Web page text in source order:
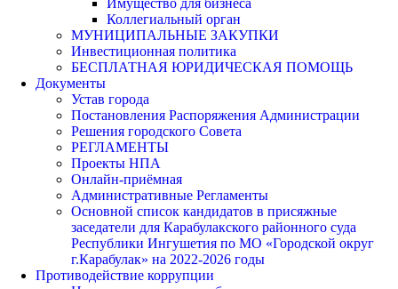
Коллегиальный орган
МУНИЦИПАЛЬНЫЕ ЗАКУПКИ
Инвестиционная политика
БЕСПЛАТНАЯ ЮРИДИЧЕСКАЯ ПОМОЩЬ
Документы
Устав города
Постановления Распоряжения Администрации
Решения городского Совета
РЕГЛАМЕНТЫ
Проекты НПА
Онлайн-приёмная
Административные Регламенты
Основной список кандидатов в присяжные
заседатели для Карабулакского районного суда
Республики Ингушетия по МО «Городской округ
г.Карабулак» на 2022-2026 годы
Противодействие коррупции